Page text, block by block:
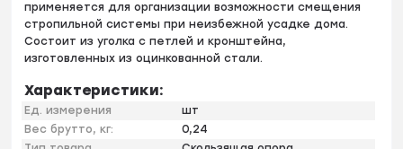
применяется для организации возможности смещения
стропильной системы при неизбежной усадке дома.
Состоит из уголка с петлей и кронштейна,
изготовленных из оцинкованной стали.
Характеристики:
Ед. измерения
шт
Вес брутто, кг:
0,24